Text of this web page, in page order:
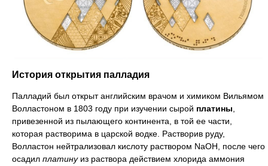
История открытия палладия
Палладий был открыт английским врачом и химиком Вильямом
Волластоном в 1803 году при изучении сырой платины,
привезенной из пылающего континента, в той ее части,
которая растворима в царской водке. Растворив руду,
Волластон нейтрализовал кислоту раствором NaOH, после чего
осадил платинуиз раствора действием хлорида аммония